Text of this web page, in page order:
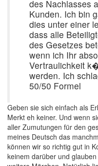
des Nachlasses
Kunden. Ich bin
dies unter einer
dass alle
des Gesetzes
wenn ich Ihr
Vertraulichkeit
werden. Ich
50/50 Formel
Geben sie sich einfach als
Merkt eh keiner. Und wenn
aller Zumutungen für den
meines Deutsch das
können wir so richtig gut in
keinem darüber und